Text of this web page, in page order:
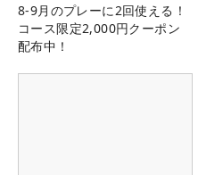
8-9月のプレーに2回使える！
コース限定2,000円クーポン
配布中！